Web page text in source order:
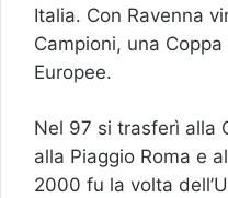
Italia. Con Ravenna
Campioni, una
Europee.
Nel 97 si trasferì alla
alla Piaggio Roma e
2000 fu la volta